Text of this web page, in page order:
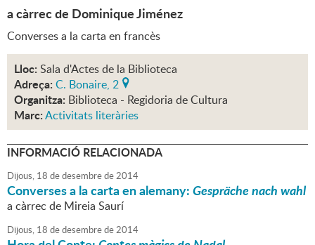
a càrrec de Dominique Jiménez
Converses a la carta en francès
Lloc: Sala d'Actes de la Biblioteca
Adreça: C. Bonaire, 2
Organitza: Biblioteca - Regidoria de Cultura
Marc:Activitats literàries
INFORMACIÓ RELACIONADA
Dijous, 18 dedesembrede2014
Converses a la carta en alemany:Gespräche nach wahl
a càrrec de Mireia Saurí
Dijous, 18 dedesembrede2014